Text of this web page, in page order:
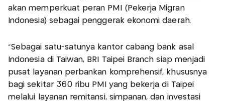
akan memperkuat peran PMI (Pekerja Migran
Indonesia) sebagai penggerak ekonomi daerah.
“Sebagai satu-satunya kantor cabang bank asal
Indonesia di Taiwan, BRI Taipei Branch siap menjadi
pusat layanan perbankan komprehensif, khususnya
bagi sekitar 360 ribu PMI yang bekerja di Taipei
melalui layanan remitansi, simpanan, dan investasi